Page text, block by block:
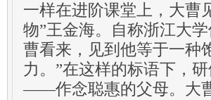
一样在进阶课堂上，大曹
物”王金海。自称浙江大
曹看来，见到他等于一种
力。”在这样的标语下，
——作念聪惠的父母。大